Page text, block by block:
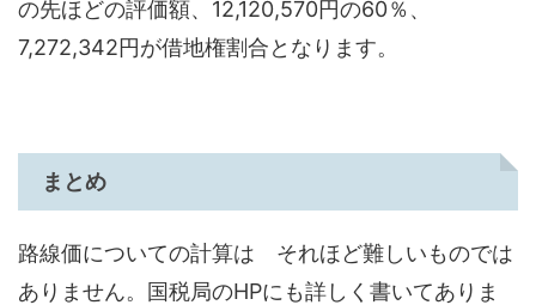
の先ほどの評価額、12,120,570円の60％、
7,272,342円が借地権割合となります。
まとめ
路線価についての計算は それほど難しいものでは
ありません。国税局のHPにも詳しく書いてありま